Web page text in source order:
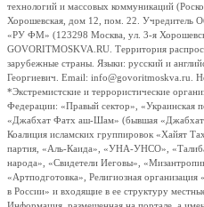
технологий и массовых коммуникаций
Хорошевская, дом 12, пом. 22. Учредитель
«РУ ФМ» (123298 Москва, ул. 3-я
GOVORITMOSKVA.RU. Территория
зарубежные страны. Языки: русский и
Георгиевич. Email: info@govoritmoskva.ru.
*Экстремистские и террористические
Федерации: «Правый сектор», «Украинская
«Джабхат Фатх аш-Шам» (бывшая «Джабхат
Коалиция исламских группировок «Хайят
партия, «Аль-Каида», «УНА-УНСО»,
народа», «Свидетели Иеговы»,
«Артподготовка», Религиозная
в России» и входящие в ее структуру